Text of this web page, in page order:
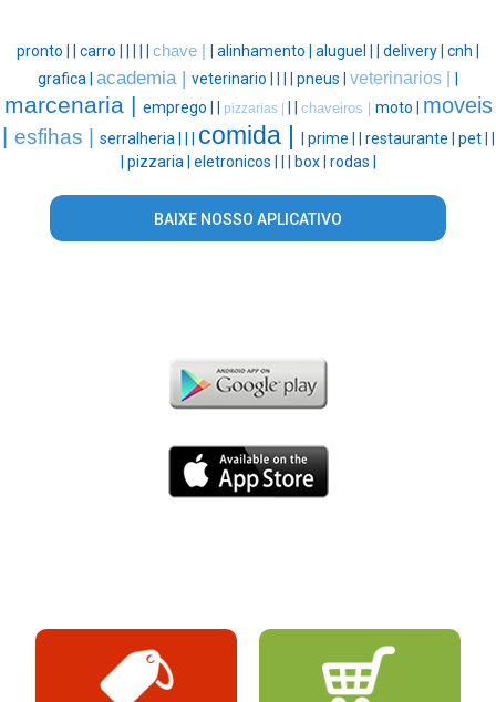
pronto | carro | chave | alinhamento | aluguel | delivery | cnh |
grafica | academia | veterinario | pneus | veterinarios |
marcenaria | emprego | pizzarias | chaveiros | moto | moveis
esfihas | serralheria | comida | prime | restaurante | pet |
pizzaria | eletronicos | box | rodas |
BAIXE NOSSO APLICATIVO